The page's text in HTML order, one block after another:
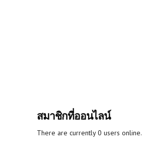
สมาชิกที่ออนไลน์
There are currently 0 users online.